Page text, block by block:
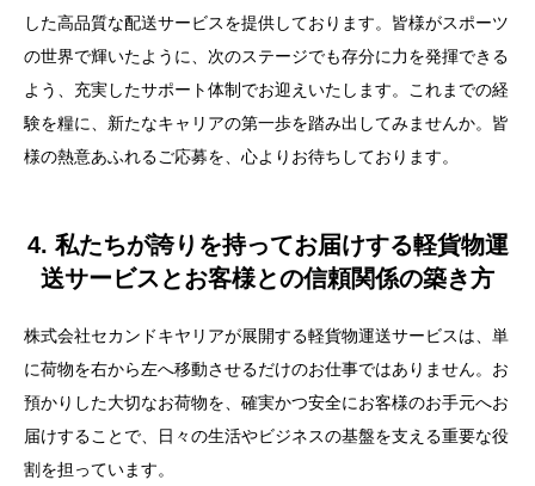
した高品質な配送サービスを提供しております。皆様がスポーツ
の世界で輝いたように、次のステージでも存分に力を発揮できる
よう、充実したサポート体制でお迎えいたします。これまでの経
験を糧に、新たなキャリアの第一歩を踏み出してみませんか。皆
様の熱意あふれるご応募を、心よりお待ちしております。
4. 私たちが誇りを持ってお届けする軽貨物運
送サービスとお客様との信頼関係の築き方
株式会社セカンドキヤリアが展開する軽貨物運送サービスは、単
に荷物を右から左へ移動させるだけのお仕事ではありません。お
預かりした大切なお荷物を、確実かつ安全にお客様のお手元へお
届けすることで、日々の生活やビジネスの基盤を支える重要な役
割を担っています。